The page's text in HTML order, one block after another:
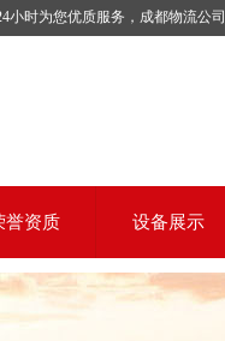
时为您优质服务，成都物流公
誉资质 设备展示